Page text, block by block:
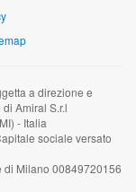
a direzione e
Amiral S.r.l
- Italia
sociale versato
di Milano 00849720156